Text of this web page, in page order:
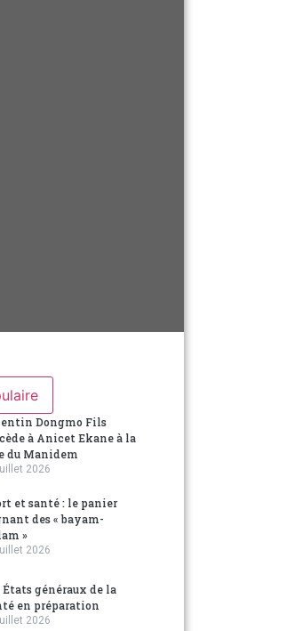
Dongmo Fils
à Anicet Ekane à la
du Manidem
2026
et santé : le panier
des « bayam-
»
2026
États généraux de la
en préparation
2026